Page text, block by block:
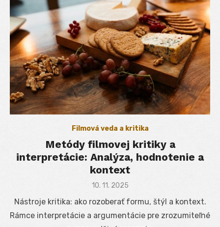
Filmová veda a kritika
Metódy filmovej kritiky a
interpretácie: Analýza, hodnotenie a
kontext
Posted
10. 11. 2025
Nástroje kritika: ako rozoberať formu, štýl a kontext.
Rámce interpretácie a argumentácie pre zrozumiteľné